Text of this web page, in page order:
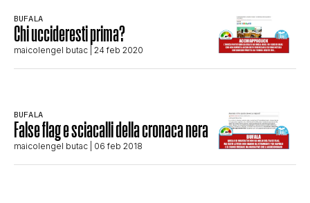
COMPLOTTI, LEGGENDE URBANE ED
EVERGREEN
EDITORIALI
TRUFFE E SOCIAL NETWORK
BUFALA
Chi uccideresti prima?
maicolengel butac | 24 feb 2020
BUFALA
False flag e sciacalli della cronaca nera
maicolengel butac | 06 feb 2018